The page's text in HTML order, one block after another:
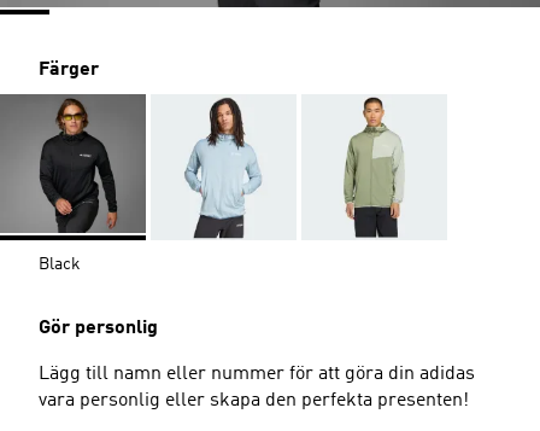
Färger
Black
Gör personlig
Lägg till namn eller nummer för att göra din adidas
vara personlig eller skapa den perfekta presenten!